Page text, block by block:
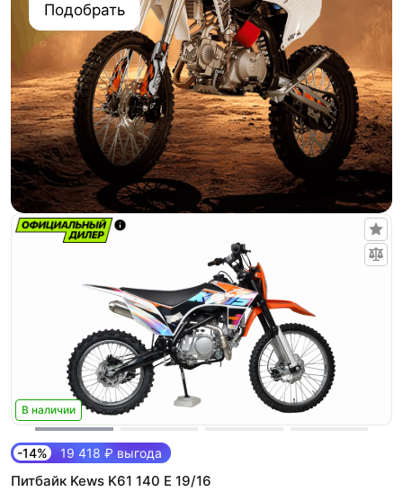
Подобрать
В наличии
-14% 19 418 ₽ выгода
Питбайк Kews K61 140 E 19/16